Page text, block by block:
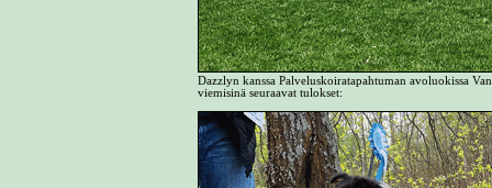
Dazzlyn kanssa Palveluskoiratapahtuman avoluokissa
viemisinä seuraavat tulokset: